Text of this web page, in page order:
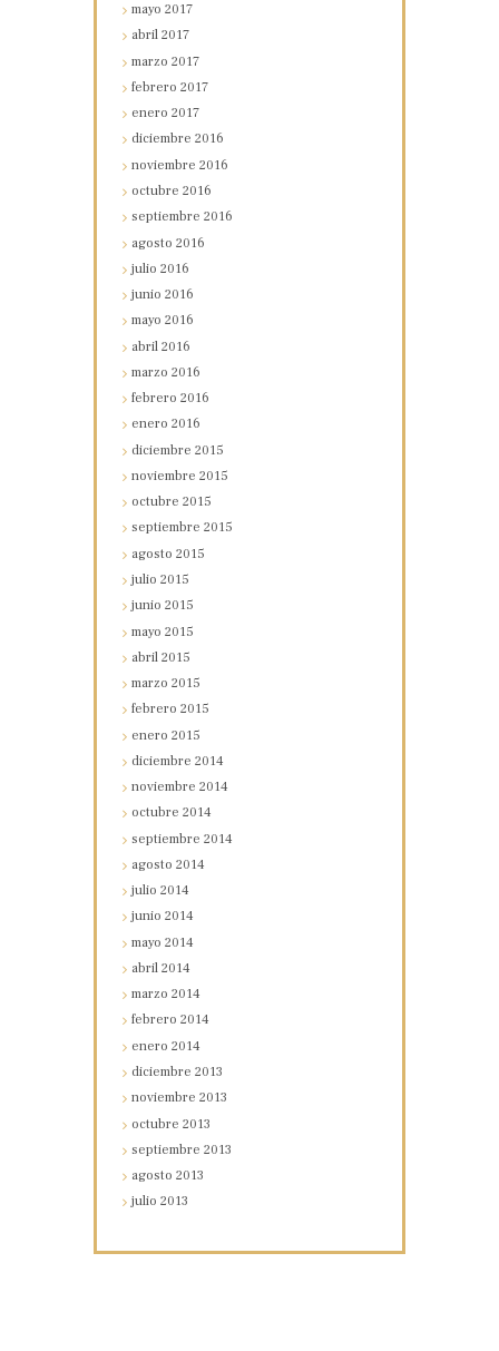
mayo2017
abril2017
marzo2017
febrero2017
enero2017
diciembre2016
noviembre2016
octubre2016
septiembre2016
agosto2016
julio2016
junio2016
mayo2016
abril2016
marzo2016
febrero2016
enero2016
diciembre2015
noviembre2015
octubre2015
septiembre2015
agosto2015
julio2015
junio2015
mayo2015
abril2015
marzo2015
febrero2015
enero2015
diciembre2014
noviembre2014
octubre2014
septiembre2014
agosto2014
julio2014
junio2014
mayo2014
abril2014
marzo2014
febrero2014
enero2014
diciembre2013
noviembre2013
octubre2013
septiembre2013
agosto2013
julio2013